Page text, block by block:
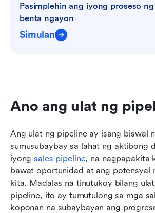
Pasimplehin ang iyong proseso
benta ngayon
Simulan
Ano ang ulat ng
Ang ulat ng pipeline ay isang biswal
sumusubaybay sa lahat ng aktibong
iyong sales pipeline, na nagpapakita
bawat oportunidad at ang potensyal
kita. Madalas na tinutukoy bilang
pipeline, ito ay tumutulong sa mga
koponan na subaybayan ang